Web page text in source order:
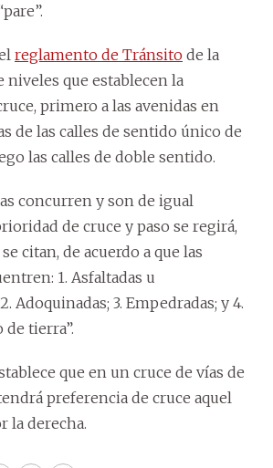
reglamento de Tránsito de la
niveles que establecen la
primero a las avenidas en
de las calles de sentido único de
las calles de doble sentido.
concurren y son de igual
de cruce y paso se regirá,
citan, de acuerdo a que las
1. Asfaltadas u
Adoquinadas; 3. Empedradas; y 4.
de tierra”.
que en un cruce de vías de
preferencia de cruce aquel
la derecha.